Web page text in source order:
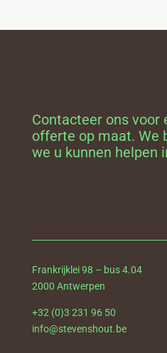
Contacteer ons voor
offerte op maat. We
we u kunnen helpen
Frankrijklei 98 – bus 4.04
2000 Antwerpen
+32 (0)3 231 96 50
info@stevenshout.be